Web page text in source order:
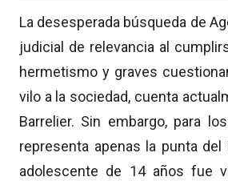
La desesperada búsqueda de
judicial de relevancia al
hermetismo y graves
vilo a la sociedad, cuenta
Barrelier. Sin embargo,para los
representa apenas la punta del
adolescente de 14 años fue